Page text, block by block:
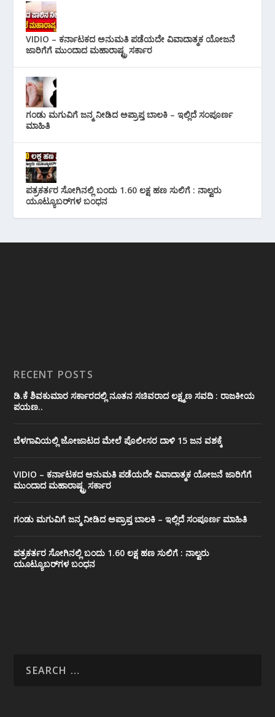
VIDIO – ಕರ್ನಾಟಕದ ಅನುಮತಿ ಪಡೆಯದೇ ವಿವಾದಾತ್ಮಕ ಯೋಜನೆ
ಜಾರಿಗೆಗೆ ಮುಂದಾದ ಮಹಾರಾಷ್ಟ್ರ ಸರ್ಕಾರ
ಗಂಡು ಮಗುವಿಗೆ ಜನ್ಮ ನೀಡಿದ ಅಪ್ರಾಪ್ತ ಬಾಲಕಿ – ಇಲ್ಲಿದೆ ಸಂಪೂರ್ಣ
ಮಾಹಿತಿ
ಪತ್ರಕರ್ತರ ಸೋಗಿನಲ್ಲಿ ಬಂದು 1.60 ಲಕ್ಷ ಹಣ ಸುಲಿಗೆ : ನಾಲ್ವರು
ಯೂಟ್ಯೂಬರ್‌ಗಳ ಬಂಧನ
RECENT POSTS
ಡಿ.ಕೆ ಶಿವಕುಮಾರ ಸರ್ಕಾರದಲ್ಲಿ ನೂತನ ಸಚಿವರಾದ ಲಕ್ಷ್ಮಣ ಸವದಿ : ರಾಜಕೀಯ
ಪಯಣ..
ಬೆಳಗಾವಿಯಲ್ಲಿ ಜೋಜಾಟದ ಮೇಲೆ ಪೊಲೀಸರ ದಾಳಿ 15 ಜನ ವಶಕ್ಕೆ
VIDIO – ಕರ್ನಾಟಕದ ಅನುಮತಿ ಪಡೆಯದೇ ವಿವಾದಾತ್ಮಕ ಯೋಜನೆ ಜಾರಿಗೆಗೆ
ಮುಂದಾದ ಮಹಾರಾಷ್ಟ್ರ ಸರ್ಕಾರ
ಗಂಡು ಮಗುವಿಗೆ ಜನ್ಮ ನೀಡಿದ ಅಪ್ರಾಪ್ತ ಬಾಲಕಿ – ಇಲ್ಲಿದೆ ಸಂಪೂರ್ಣ ಮಾಹಿತಿ
ಪತ್ರಕರ್ತರ ಸೋಗಿನಲ್ಲಿ ಬಂದು 1.60 ಲಕ್ಷ ಹಣ ಸುಲಿಗೆ : ನಾಲ್ವರು
ಯೂಟ್ಯೂಬರ್‌ಗಳ ಬಂಧನ